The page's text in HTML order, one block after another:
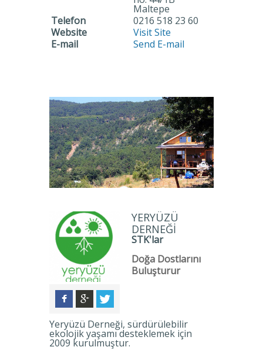
Maltepe
Telefon
0216 518 23 60
Website
Visit Site
E-mail
Send E-mail
YERYÜZÜ
DERNEĞI
STK'lar
Doğa Dostlarını
Buluşturur
Yeryüzü Derneği, sürdürülebilir
ekolojik yaşamı desteklemek için
2009 kurulmuştur.